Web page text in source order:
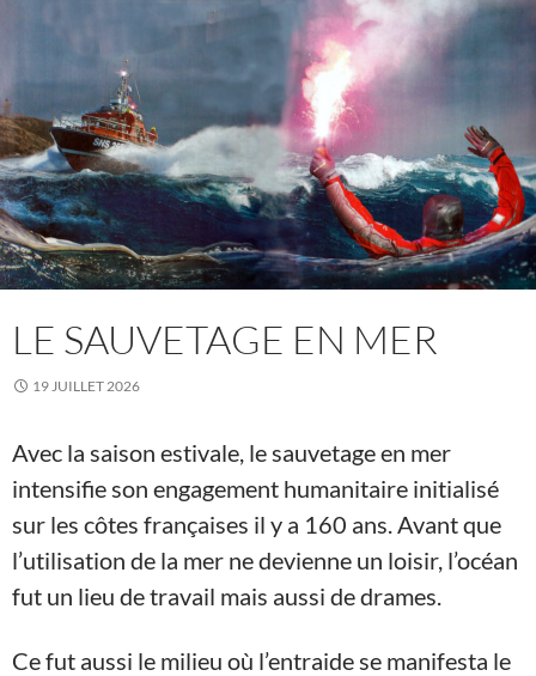
LE SAUVETAGE EN MER
19 JUILLET 2026
Avec la saison estivale, le sauvetage en mer
intensifie son engagement humanitaire initialisé
sur les côtes françaises il y a 160 ans. Avant que
l’utilisation de la mer ne devienne un loisir, l’océan
fut un lieu de travail mais aussi de drames.
Ce fut aussi le milieu où l’entraide se manifesta le